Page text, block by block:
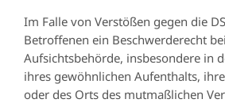
Im Falle von Verstößen gegen die
Betroffenen ein Beschwerderecht
Aufsichtsbehörde, insbesondere in
ihres gewöhnlichen Aufenthalts,
oder des Orts des mutmaßlichen